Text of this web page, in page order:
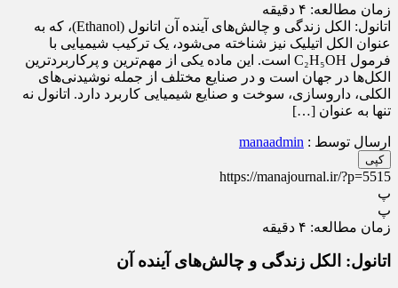
زمان مطالعه: ۴ دقیقه
اتانول: الکل زندگی و چالش‌های آینده آن اتانول (Ethanol)، که به
عنوان الکل اتیلیک نیز شناخته می‌شود، یک ترکیب شیمیایی با
فرمول C₂H₅OH است. این ماده یکی از مهم‌ترین و پرکاربردترین
الکل‌ها در جهان است و در صنایع مختلف از جمله نوشیدنی‌های
الکلی، داروسازی، سوخت و صنایع شیمیایی کاربرد دارد. اتانول نه
تنها به عنوان […]
ارسال توسط : manaadmin
کپی
https://manajournal.ir/?p=5515
پ
پ
زمان مطالعه: ۴ دقیقه
اتانول: الکل زندگی و چالش‌های آینده آن